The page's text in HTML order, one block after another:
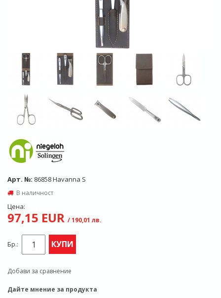
Арт. №: 86858 Havanna S
В наличност
Цена:
97,15 EUR / 190,01 лв.
Бр.: КУПИ
Добави за сравнение
Дайте мнение за продукта